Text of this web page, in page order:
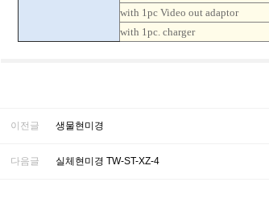
with 1pc Video out adaptor
with 1pc. charger
이전글 생물현미경
다음글 실체현미경 TW-ST-XZ-4